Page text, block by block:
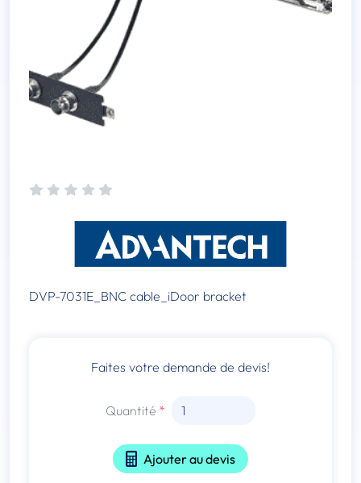
DVP-7031E_BNC cable_iDoor bracket
Faites votre demande de devis!
Quantité
Ajouter au devis